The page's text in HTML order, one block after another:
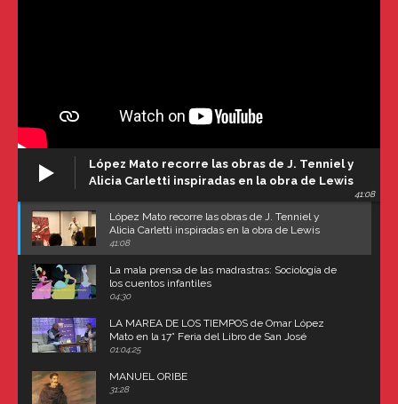
López Mato recorre las obras de J. Tenniel y
Alicia Carletti inspiradas en la obra de Lewis
41:08
López Mato recorre las obras de J. Tenniel y
Alicia Carletti inspiradas en la obra de Lewis
Carroll
41:08
La mala prensa de las madrastras: Sociología de
los cuentos infantiles
04:30
LA MAREA DE LOS TIEMPOS de Omar López
Mato en la 17° Feria del Libro de San José
(Uruguay)
01:04:25
MANUEL ORIBE
31:28